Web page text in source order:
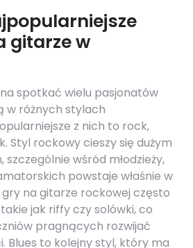
gitarze w
spotkać wielu pasjonatów
w różnych stylach
z nich to rock,
Styl rockowy cieszy się dużym
wśród młodzieży,
powstaje właśnie w
na gitarze rockowej często
jak riffy czy solówki, co
pragnących rozwijać
Blues to kolejny styl, który ma